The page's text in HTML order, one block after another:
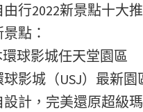
由行2022新景點十大
點：
環球影城任天堂園區
球影城（USJ）最新
設計，完美還原超級